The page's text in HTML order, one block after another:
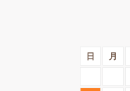
日
月